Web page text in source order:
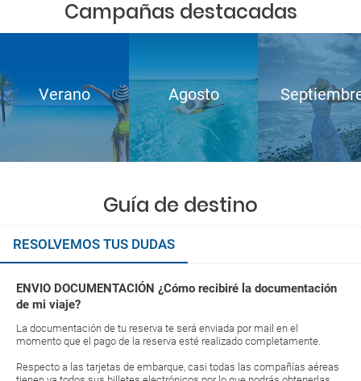
Campañas destacadas
Verano Agosto
Guía de destino
RESOLVEMOS TUS DUDAS
ENVIO DOCUMENTACIÓN ¿Cómo recibiré la documentación
de mi viaje?
La documentación de tu reserva te será enviada por mail en el
momento que el pago de la reserva esté realizado completamente.
Respecto a las tarjetas de embarque, casi todas las compañías aéreas